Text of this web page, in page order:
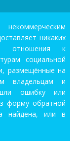
никаких
отношения к
социальной
размещённые на
владельцам и
ошибку или
форму обратной
найдена, или в